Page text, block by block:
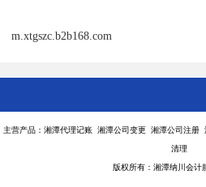
m.xtgszc.b2b168.com
主营产品：湘潭代理记账 湘潭公司变更 湘潭公司注
清理
版权所有：湘潭纳川会计